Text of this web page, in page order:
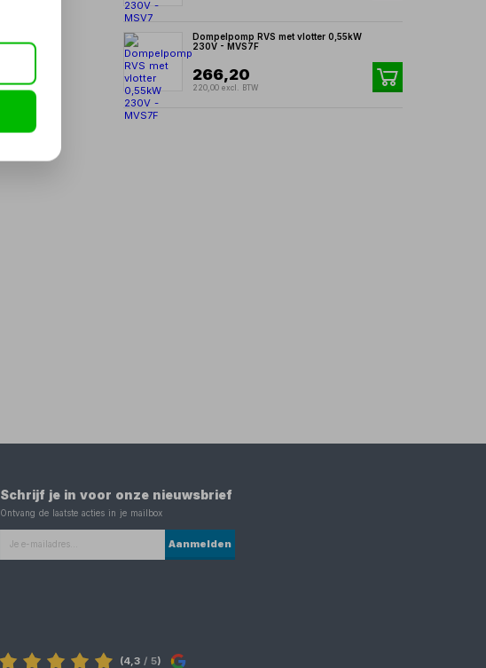
Dompelpomp RVS met vlotter 0,55kW
230V - MVS7F
266,20
220,00 excl. BTW
Schrijf je in voor onze nieuwsbrief
Ontvang de laatste acties in je mailbox
Aanmelden
(4,3 / 5)